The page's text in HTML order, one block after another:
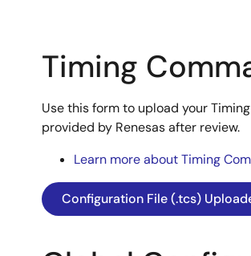
Timing
Use this form to upload your
provided by Renesas after review.
Learn more about Timing
Configuration File (.tcs)